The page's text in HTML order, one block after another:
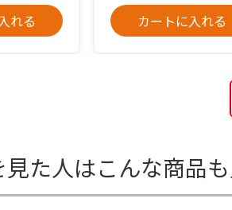
れる
カートに入れる
見た人はこんな商品